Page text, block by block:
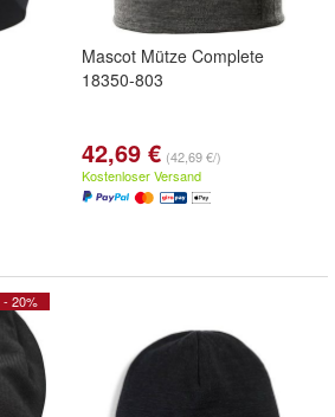
Mascot Mütze Complete
18350-803
42,69 € (42,69 €/)
Kostenloser Versand
- 20%